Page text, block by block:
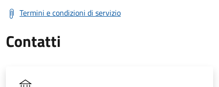
Termini e condizioni di servizio
Contatti